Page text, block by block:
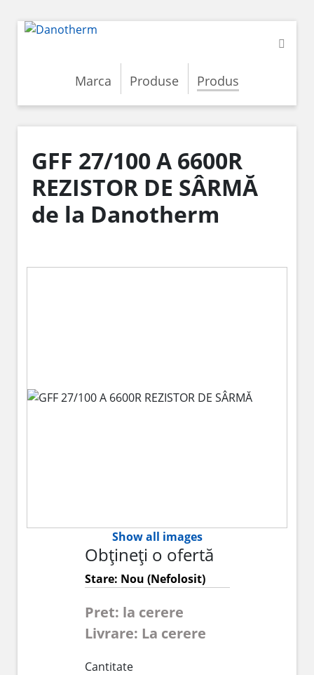
Marca Produse Produs
GFF 27/100 A 6600R
REZISTOR DE SÂRMĂ
de la Danotherm
Show all images
Obțineți o ofertă
Stare: Nou (Nefolosit)
Pret: la cerere
Livrare: La cerere
Cantitate